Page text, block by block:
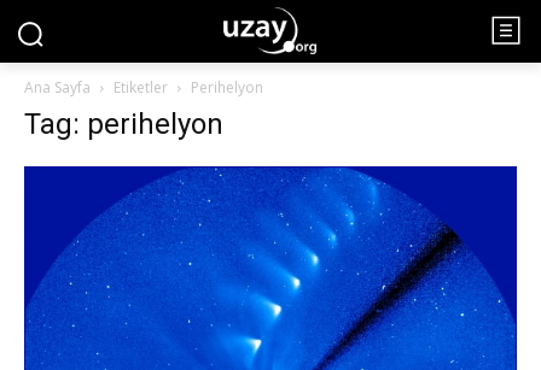
Ana Sayfa Etiketler Perihelyon
Tag: perihelyon